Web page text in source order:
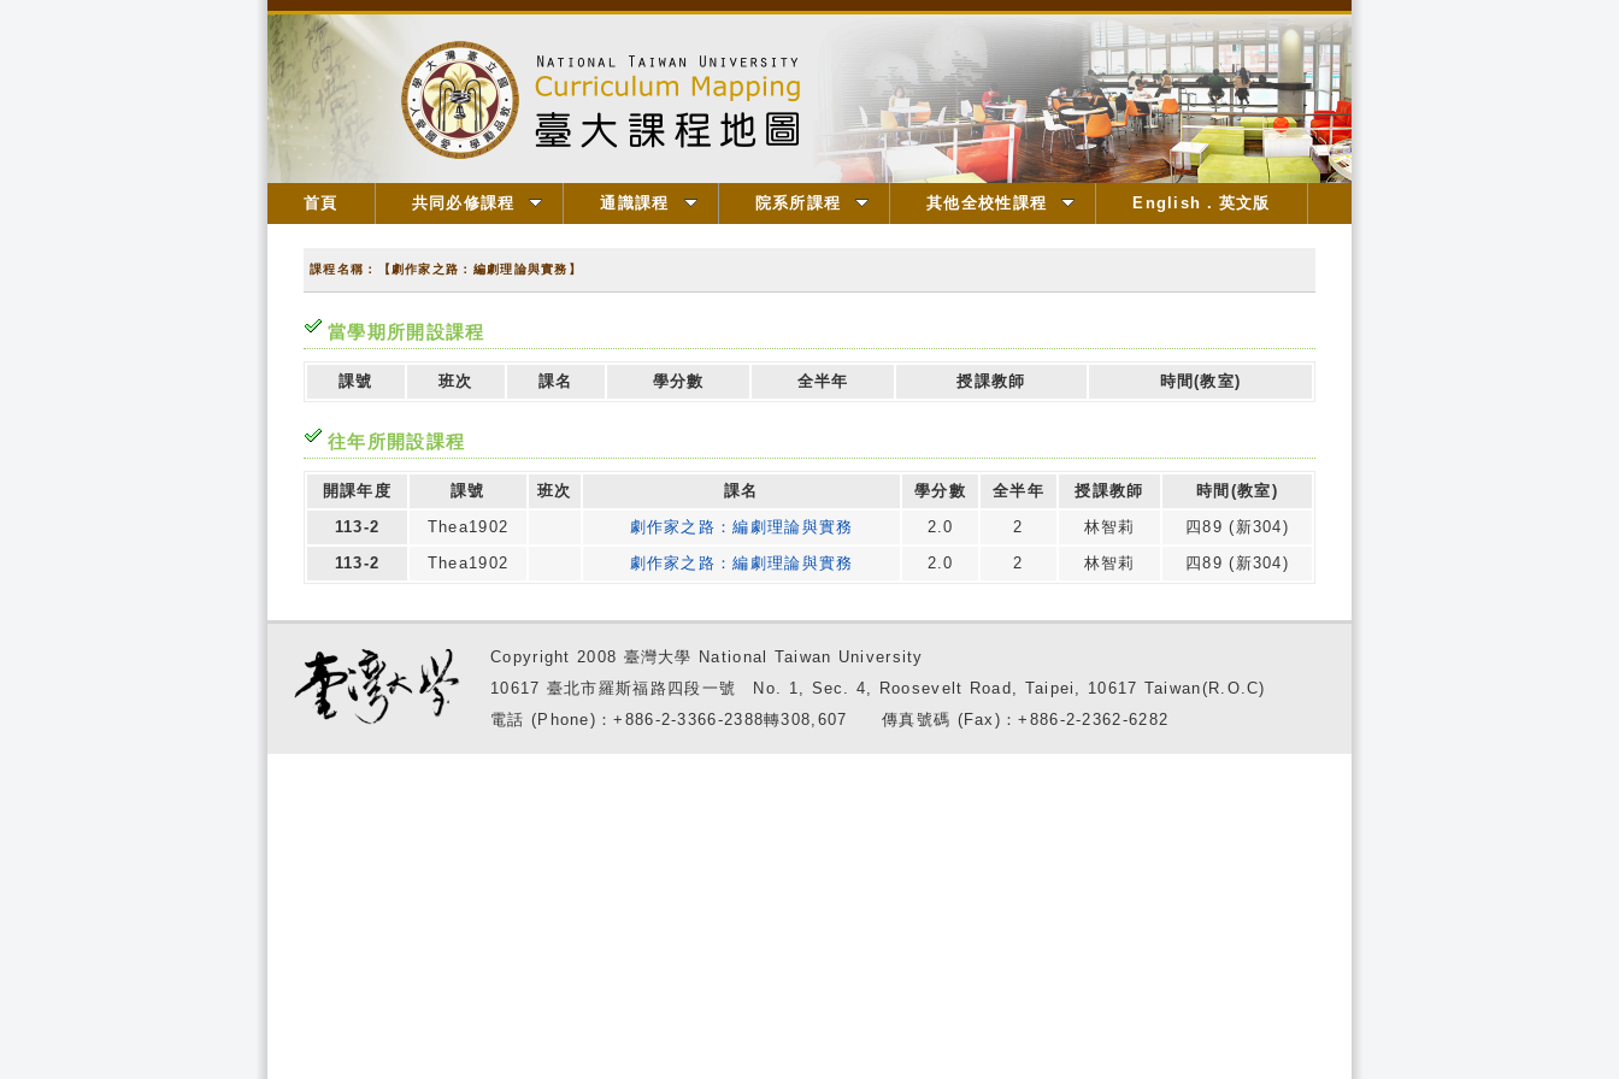
首頁 共同必修課程 通識課程 院系所課程 其他全校性課程 English．英文版
課程名稱：【劇作家之路：編劇理論與實務】
當學期所開設課程
課號 班次 課名 學分數 全半年 授課教師 時間(教室)
往年所開設課程
開課年度 課號 班次 課名 學分數 全半年 授課教師
時間(教室)
113-2
Thea1902 劇作家之路：編劇理論與實務 2.0 2 林智莉
四89 (新304)
113-2
Thea1902 劇作家之路：編劇理論與實務 2.0 2 林智莉 四89 (新304)
Copyright 2008 臺灣大學 National Taiwan University
10617 臺北市羅斯福路四段一號 No. 1, Sec. 4, Roosevelt Road, Taipei, 10617 Taiwan(R.O.C)
電話 (Phone)：+886-2-3366-2388轉308,607 傳真號碼 (Fax)：+886-2-2362-6282